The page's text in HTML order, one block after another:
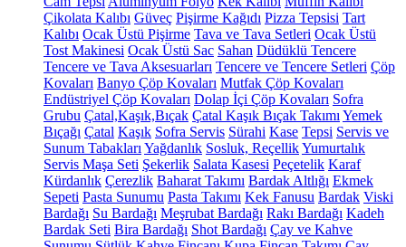
Çikolata Kalıbı Güveç Pişirme Kağıdı Pizza Tepsisi Tart
Kalıbı Ocak Üstü Pişirme Tava ve Tava Setleri Ocak Üstü
Tost Makinesi Ocak Üstü Sac Sahan Düdüklü Tencere
Tencere ve Tava Aksesuarları Tencere ve Tencere Setleri Çöp
Kovaları Banyo Çöp Kovaları Mutfak Çöp Kovaları
Endüstriyel Çöp Kovaları Dolap İçi Çöp Kovaları Sofra
Grubu Çatal,Kaşık,Bıçak Çatal Kaşık Bıçak Takımı Yemek
Bıçağı Çatal Kaşık Sofra Servis Sürahi Kase Tepsi Servis ve
Sunum Tabakları Yağdanlık Sosluk, ReçellikYumurtalık
Servis Maşa Seti Şekerlik Salata Kasesi Peçetelik Karaf
Kürdanlık Çerezlik Baharat Takımı Bardak Altlığı Ekmek
Sepeti Pasta Sunumu Pasta Takımı Kek Fanusu Bardak Viski
Bardağı Su Bardağı Meşrubat Bardağı Rakı Bardağı Kadeh
Bardak Seti Bira Bardağı Shot Bardağı Çay ve Kahve